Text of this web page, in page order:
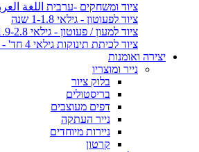
ציוד ומשחקים -ערבית اللغة
ציוד לפעוטון - גילאי 1-1.8 שנה
ציוד למעון / פעוטון - גילאי 1.9-2.8 שנה
ציוד לכיתת תינוקות גילאי 4 חד' - שנה
יצירה ואומנות
נייר ומוצריו
בלוק ציור
בריסטולים
דפים מעוצבים
נייר העתקה
ניירות מיוחדים
קרטון